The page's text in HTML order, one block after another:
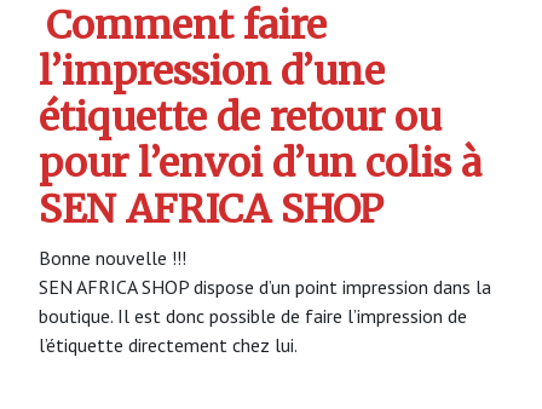
Comment faire
l’impression d’une
étiquette de retour ou
pour l’envoi d’un colis à
SEN AFRICA SHOP
Bonne nouvelle !!!
SEN AFRICA SHOP dispose d’un point impression dans la
boutique. Il est donc possible de faire l’impression de
l’étiquette directement chez lui.